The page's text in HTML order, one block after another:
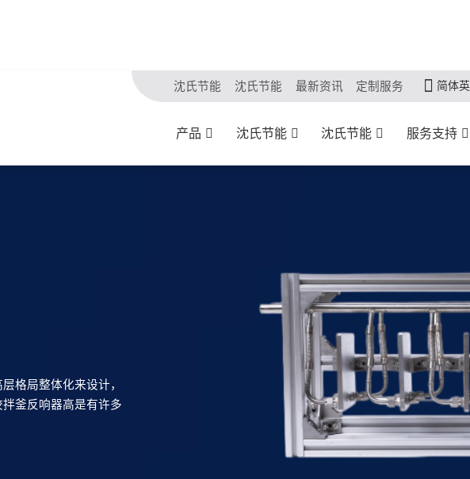
沈氏节能 沈氏节能 最新资讯 定制服务 简体
产品 沈氏节能 沈氏节能 服务支持
格局整体化来设计，
釜反响器高是有许多